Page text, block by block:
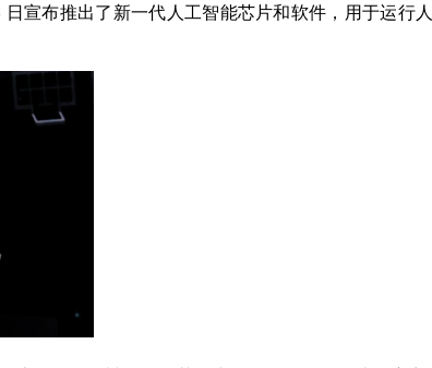
宣布推出了新一代人工智能芯片和软件，用于运行人